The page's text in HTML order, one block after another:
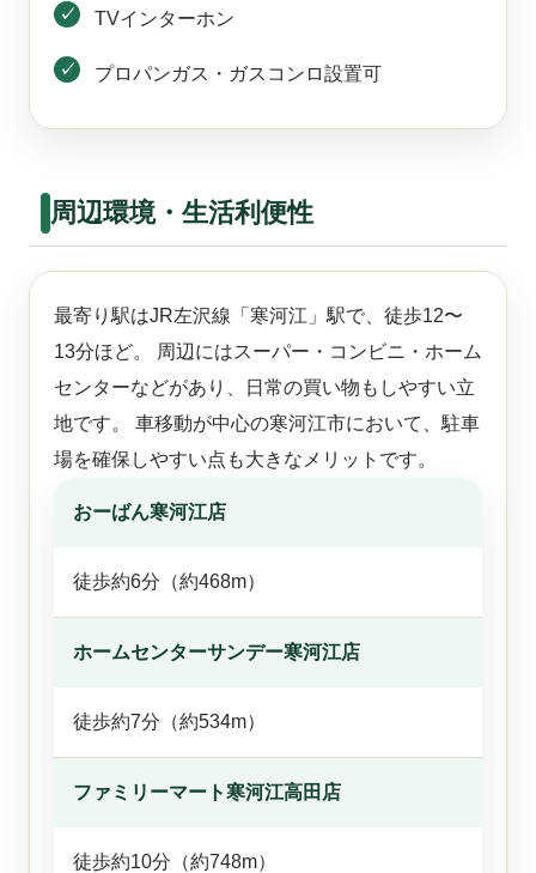
TVインターホン
プロパンガス・ガスコンロ設置可
周辺環境・生活利便性
最寄り駅はJR左沢線「寒河江」駅で、徒歩12〜
13分ほど。 周辺にはスーパー・コンビニ・ホーム
センターなどがあり、日常の買い物もしやすい立
地です。 車移動が中心の寒河江市において、駐車
場を確保しやすい点も大きなメリットです。
おーばん寒河江店
徒歩約6分（約468m）
ホームセンターサンデー寒河江店
徒歩約7分（約534m）
ファミリーマート寒河江高田店
徒歩約10分（約748m）